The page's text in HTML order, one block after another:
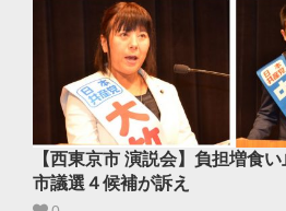
【西東京市 演説会】負担増食
市議選４候補が訴え